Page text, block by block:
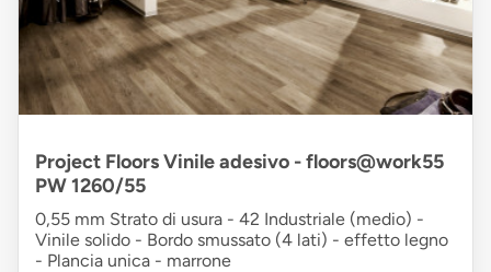
Project Floors Vinile adesivo - floors@work55
PW 1260/55
0,55 mm Strato di usura - 42 Industriale (medio) -
Vinile solido - Bordo smussato (4 lati) - effetto legno
- Plancia unica - marrone